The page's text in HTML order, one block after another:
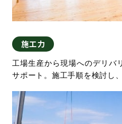
施工力
工場生産から現場へのデリバ
サポート。施工手順を検討し